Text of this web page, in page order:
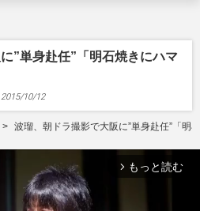
”単身赴任”「明石焼きにハマ
2015/10/12
波瑠、朝ドラ撮影で大阪に”単身赴任”「明
arrow_forward_ios もっと読む